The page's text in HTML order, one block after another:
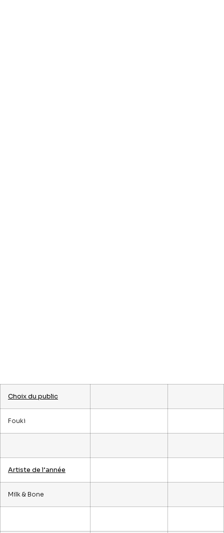
Choix du public
Fouki
Artiste de l’année
Milk & Bone